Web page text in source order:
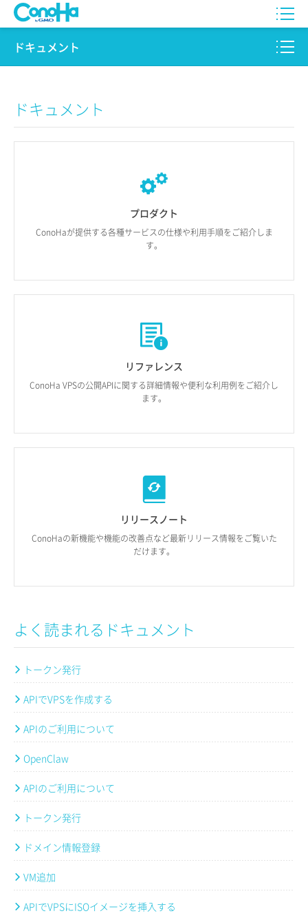
WING
for GAME
AI Canvas
ドキュメント
プロダクト
ドキュメント
プロダクト
ConoHaが提供する各種サービスの仕様や利用手順を ご紹介しま
す。
リファレンス
ConoHa VPSの公開APIに関する詳細情報や便利な利用例を ご紹介し
ます。
リリースノート
ConoHaの新機能や機能の改善点など最新リリース情報を ご覧いた
だけます。
よく読まれるドキュメント
トークン発行
APIでVPSを作成する
APIのご利用について
OpenClaw
APIのご利用について
トークン発行
ドメイン情報登録
VM追加
APIでVPSにISOイメージを挿入する